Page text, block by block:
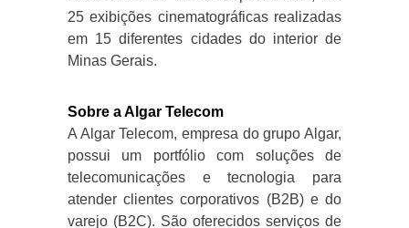
25 exibições cinematográficas realizadas
em 15 diferentes cidades do interior de
Minas Gerais.
Sobre a Algar Telecom
A Algar Telecom, empresa do grupo Algar,
possui um portfólio com soluções de
telecomunicações e tecnologia para
atender clientes corporativos (B2B) e do
varejo (B2C). São oferecidos serviços de